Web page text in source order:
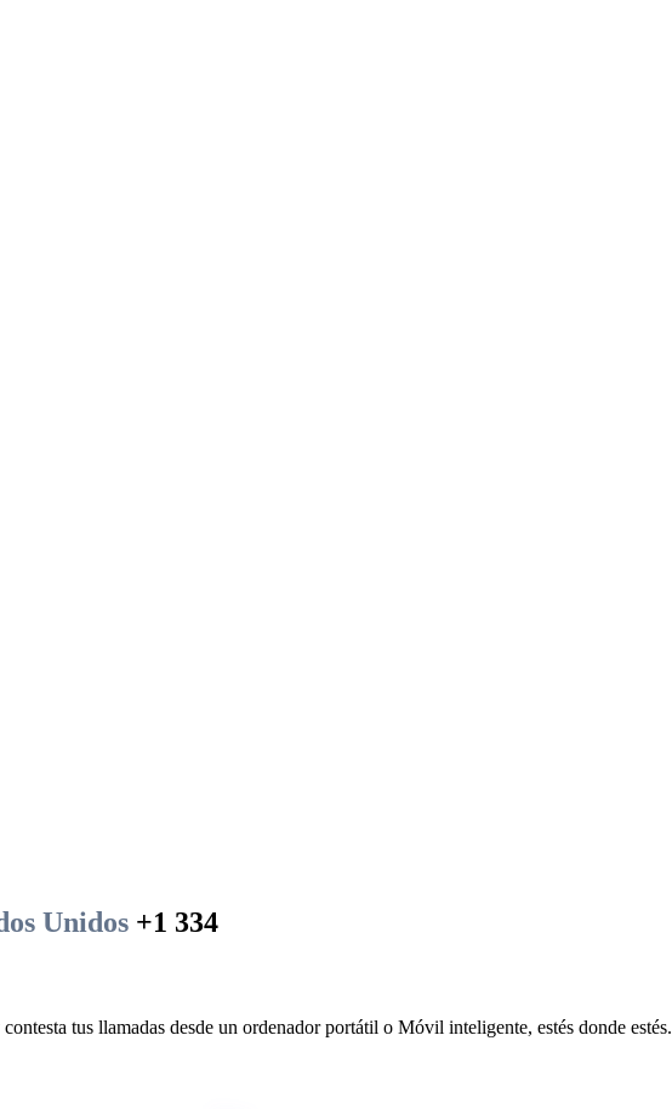
Unidos +1 334
contesta tus llamadas desde un ordenador portátil o Móvil inteligente, estés donde estés.